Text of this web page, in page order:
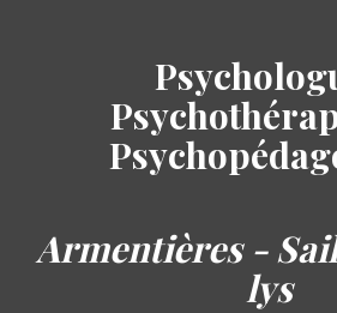
Armentières -
lys